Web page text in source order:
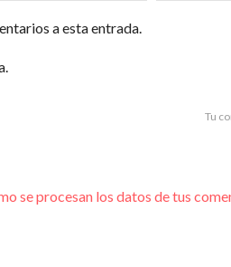
a esta entrada.
Tu
se procesan los datos de tus